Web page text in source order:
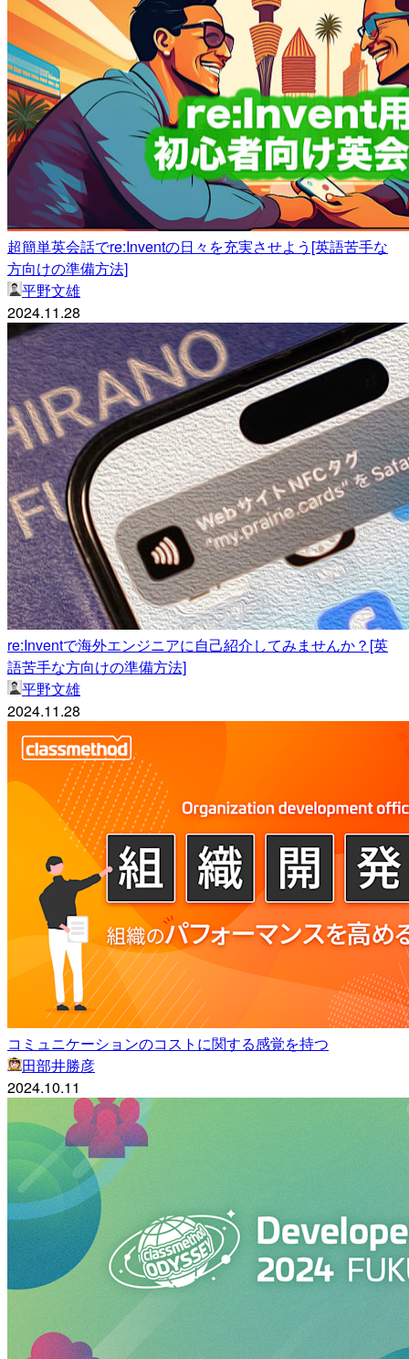
超簡単英会話でre:Inventの日々を充実させよう[英語苦手な
方向けの準備方法]
平野文雄
2024.11.28
re:Inventで海外エンジニアに自己紹介してみませんか？[英
語苦手な方向けの準備方法]
平野文雄
2024.11.28
コミュニケーションのコストに関する感覚を持つ
田部井勝彦
2024.10.11